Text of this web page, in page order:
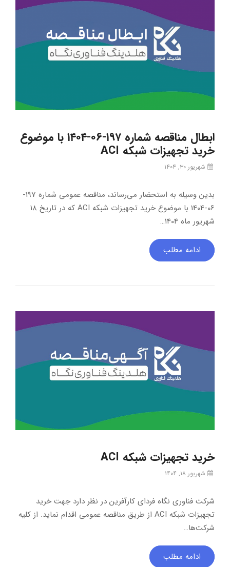
ابطال مناقصه شماره ۱۹۷-۰۶-۱۴۰۴ با موضوع
خرید تجهیزات شبکه ACI
شهریور ۳۰, ۱۴۰۴
بدین وسیله به استحضار می‌رساند، مناقصه عمومی شماره 197-
06-1404 با موضوع خرید تجهیزات شبکه ACI که در تاریخ 18
شهریور ماه 1404…
ادامه مطلب
خرید تجهیزات شبکه ACI
شهریور ۱۸, ۱۴۰۴
شرکت فناوری نگاه فردای کارآفرین در نظر دارد جهت خرید
تجهیزات شبکه ACI از طریق مناقصه عمومی اقدام نماید. از کلیه
شرکت‌ها…
ادامه مطلب